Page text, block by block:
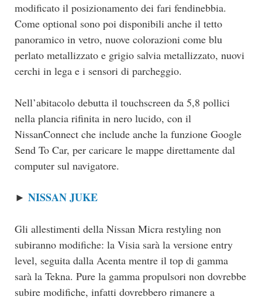
modificato il posizionamento dei fari fendinebbia.
Come optional sono poi disponibili anche il tetto
panoramico in vetro, nuove colorazioni come blu
perlato metallizzato e grigio salvia metallizzato, nuovi
cerchi in lega e i sensori di parcheggio.
Nell’abitacolo debutta il touchscreen da 5,8 pollici
nella plancia rifinita in nero lucido, con il
NissanConnect che include anche la funzione Google
Send To Car, per caricare le mappe direttamente dal
computer sul navigatore.
► NISSAN JUKE
Gli allestimenti della Nissan Micra restyling non
subiranno modifiche: la Visia sarà la versione entry
level, seguita dalla Acenta mentre il top di gamma
sarà la Tekna. Pure la gamma propulsori non dovrebbe
subire modifiche, infatti dovrebbero rimanere a